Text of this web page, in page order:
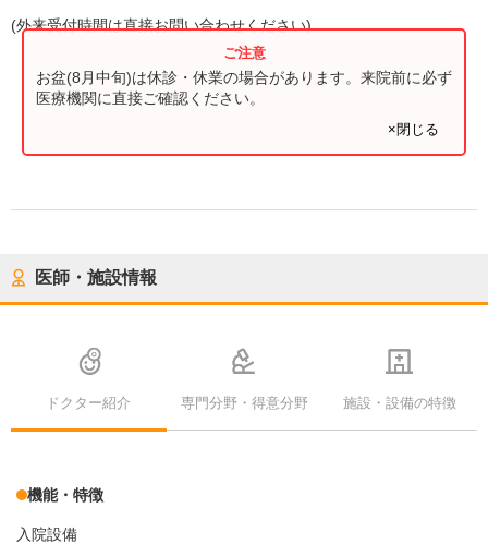
(外来受付時間は直接お問い合わせください)
お盆(8月中旬)は休診・休業の場合があります。来院前に必ず
医療機関に直接ご確認ください。
×閉じる
医師・施設情報
ドクター紹介 専門分野・得意分野 施設・設備の特徴
機能・特徴
入院設備